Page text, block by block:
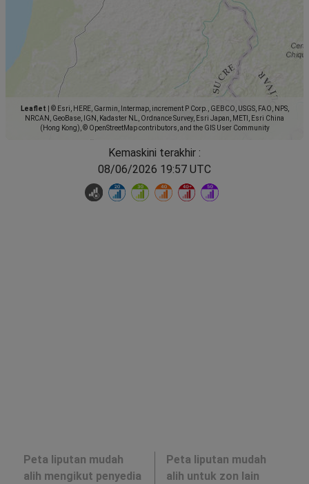
Leaflet
© Esri, HERE, Garmin, Intermap, increment P Corp., GEBCO, USGS, FAO, NPS,
NRCAN, GeoBase, IGN, Kadaster NL, Ordnance Survey, Esri Japan, METI, Esri China
(Hong Kong), © OpenStreetMap contributors, and the GIS User Community
Kemaskini terakhir :
08/06/2026 19:57 UTC
Peta liputan mudah
alih mengikut penyedia
Peta liputan mudah
alih untuk zon lain